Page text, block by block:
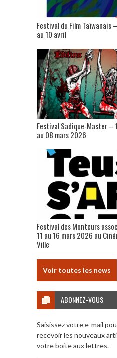
Festival du Film Taïwanais
au 10 avril
Festival Sadique-Master –
au 08 mars 2026
Festival des Monteurs
11 au 16 mars 2026 au
Ville
Voir toutes les news
ABONNEZ-VOUS
Saisissez votre e-mail
recevoir les nouveaux
votre boite aux lettres.